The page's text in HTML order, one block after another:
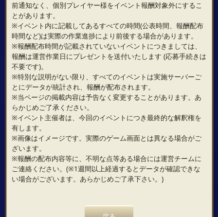
前通知なく、個別プレイヤー様をイベント報酬対象外にするこ
とがあります。
※イベント内に記載してあるすべての時間(公表時間、報酬配布
時間など)は実際の作業進捗により前後する場合があります。
※報酬配布時間が記載されていないイベントにつきましては、
報酬は運営作業日にプレゼントを送付いたします (応募手続きは
不要です)。
※特別な説明がない限り、すべてのイベントは実施サーバーご
とにデータが統計され、報酬が配布されます。
※当ページの掲載内容は予告なく変更することがあります。あ
らかじめご了承ください。
※イベント主催者は、今回のイベントにつき最終的な解釈権を
有します。
※画像はイメージです。実際のゲーム画面とは異なる場合がご
ざいます。
※報酬の配布内容等に、不明な点等ある場合には運営チームに
ご連絡ください。(※1週間以上経過するとデータが確認できな
い場合がございます。あらかじめご了承下さい。)